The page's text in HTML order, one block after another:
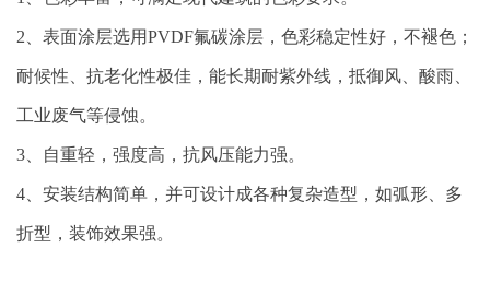
2、表面涂层选用PVDF氟碳涂层，色彩稳定性好，不褪色；
耐候性、抗老化性极佳，能长期耐紫外线，抵御风、酸雨、
工业废气等侵蚀。
3、自重轻，强度高，抗风压能力强。
4、安装结构简单，并可设计成各种复杂造型，如弧形、多
折型，装饰效果强。